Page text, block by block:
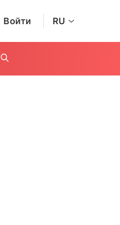
Войти RU